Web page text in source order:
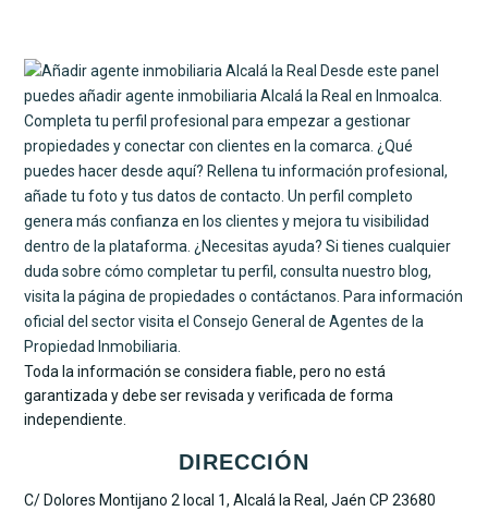
Toda la información se considera fiable, pero no está
garantizada y debe ser revisada y verificada de forma
independiente.
DIRECCIÓN
C/ Dolores Montijano 2 local 1, Alcalá la Real, Jaén CP 23680